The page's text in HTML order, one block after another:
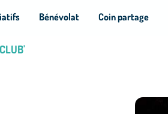
Bénévolat Coin partage